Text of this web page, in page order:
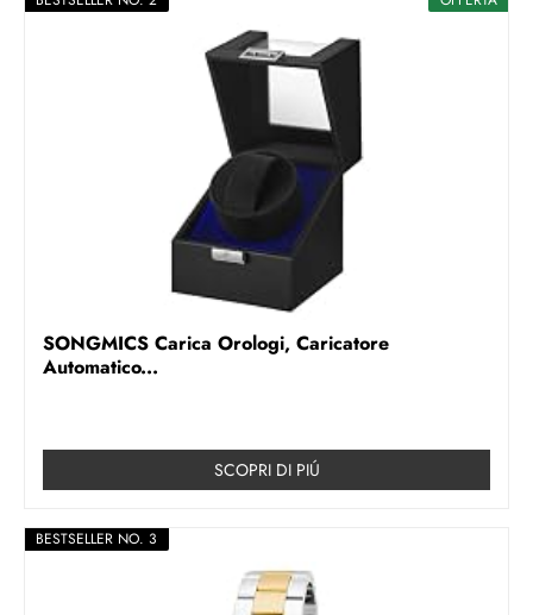
SONGMICS Carica Orologi, Caricatore
Automatico...
SCOPRI DI PIÚ
BESTSELLER NO. 3